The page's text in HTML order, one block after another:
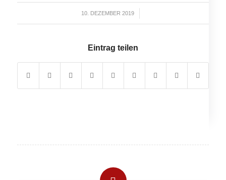
10. DEZEMBER 2019
/
Eintrag teilen